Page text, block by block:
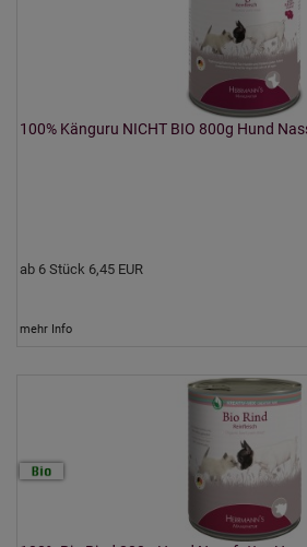
100% Känguru NICHT BIO 800g Hund
ab 6 Stück 6,45 EUR
mehr Info